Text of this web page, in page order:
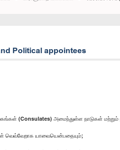
Political appointees
(Consulates) அமைந்துள்ள நாடுகள்
வெவ்வேறாக யாவையென்பதையும்;